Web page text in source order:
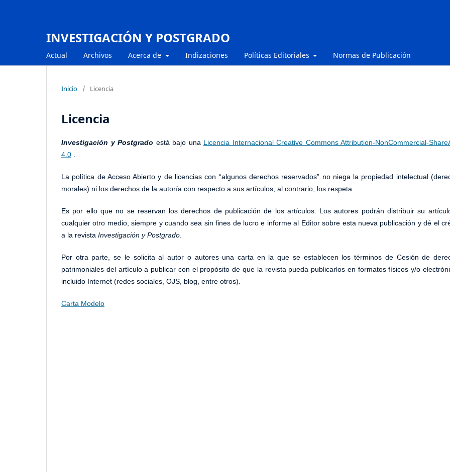
INVESTIGACIÓN Y POSTGRADO
Actual Archivos Acerca de Indizaciones Políticas Editoriales Normas de Publicación
Inicio / Licencia
Licencia
Investigación y Postgrado está bajo una Licencia Internacional Creative Commons Attribution-NonCommercial-
4.0
La política de Acceso Abierto y de licencias con “algunos derechos reservados” no niega la propiedad intelectual
morales) ni los derechos de la autoría con respecto a sus artículos; al contrario, los respeta.
Es por ello que no se reservan los derechos de publicación de los artículos. Los autores podrán distribuir su
cualquier otro medio, siempre y cuando sea sin fines de lucro e informe al Editor sobre esta nueva publicación y dé el
a la revista Investigación y Postgrado
Por otra parte, se le solicita al autor o autores una carta en la que se establecen los términos de Cesión de
patrimoniales del artículo a publicar con el propósito de que la revista pueda publicarlos en formatos físicos y/o
incluido Internet (redes sociales, OJS, blog, entre otros).
Carta Modelo